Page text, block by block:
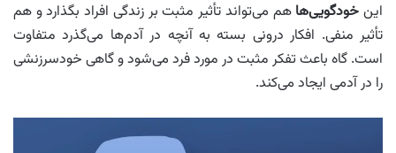
این خودگویی‌ها هم می‌تواند تأثیر مثبت بر زندگی افراد بگذارد و هم
تأثیر منفی. افکار درونی بسته به آنچه در آدم‌ها می‌گذرد متفاوت
است. گاه باعث تفکر مثبت در مورد فرد می‌شود و گاهی خودسرزنشی
را در آدمی ایجاد می‌کند.